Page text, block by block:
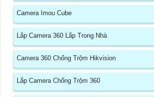
Camera Imou Cube
Lắp Camera 360 Lắp Trong Nhà
Camera 360 Chống Trộm Hikvision
Lắp Camera Chống Trộm 360